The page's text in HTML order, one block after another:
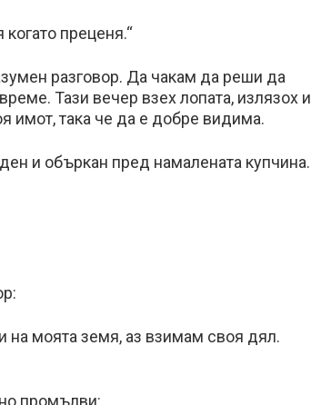
преценя.“
разговор. Да чакам да реши да
Тази вечер взех лопата, излязох и
имот, така че да е добре видима.
и объркан пред намалената купчина.
на моята земя, аз взимам своя дял.
промълви: